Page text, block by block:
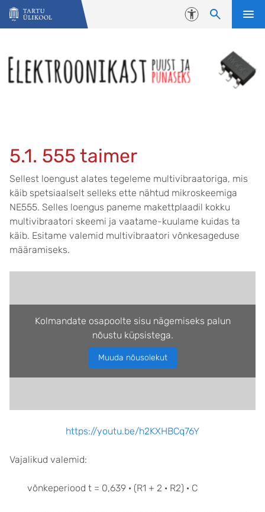
Liigu edasi põhisisu juurde
Juurdepääsetavus
5.1. 555 taimer
Sellest loengust alates tegeleme multivibraatoriga, mis
käib spetsiaalselt selleks ette nähtud mikroskeemiga
NE555. Selles loengus paneme makettplaadil kokku
multivibraatori skeemi ja vaatame-kuulame kuidas ta
käib. Esitame valemid multivibraatori võnkesageduse
määramiseks.
Kolmandate osapoolte sisu nägemiseks palun
nõustu küpsistega.
Muuda nõusolekut
https://youtu.be/h2KXHBCq76Y
Vajalikud valemid:
võnkeperiood t = 0,639 · (R1 + 2 · R2) · C